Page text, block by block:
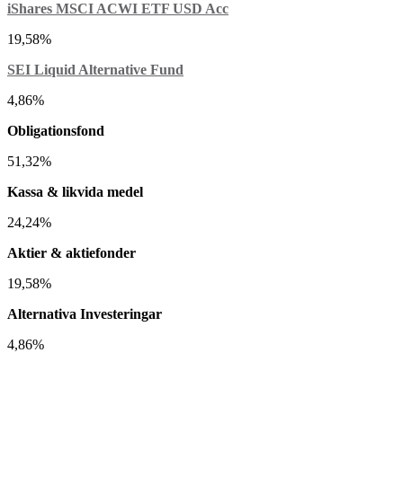
iShares MSCI ACWI ETF USD Acc
19,58%
SEI Liquid Alternative Fund
4,86%
Obligationsfond
51,32%
Kassa & likvida medel
24,24%
Aktier & aktiefonder
19,58%
Alternativa Investeringar
4,86%